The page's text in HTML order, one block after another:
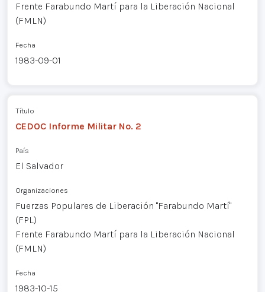
Frente Farabundo Martí para la Liberación Nacional
(FMLN)
Fecha
1983-09-01
Título
CEDOC Informe Militar No. 2
País
El Salvador
Organizaciones
Fuerzas Populares de Liberación "Farabundo Martí"
(FPL)
Frente Farabundo Martí para la Liberación Nacional
(FMLN)
Fecha
1983-10-15